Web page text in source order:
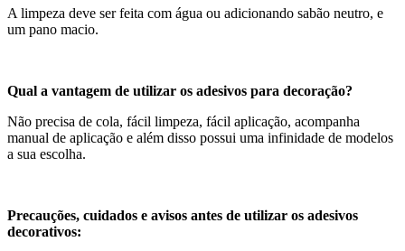
A limpeza deve ser feita com água ou adicionando sabão neutro, e
um pano macio.
Qual a vantagem de utilizar os adesivos para decoração?
Não precisa de cola, fácil limpeza, fácil aplicação, acompanha
manual de aplicação e além disso possui uma infinidade de modelos
a sua escolha.
Precauções, cuidados e avisos antes de utilizar os adesivos
decorativos: